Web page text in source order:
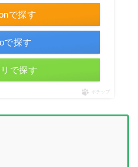
で探す
で探す
で探す
ポチップ